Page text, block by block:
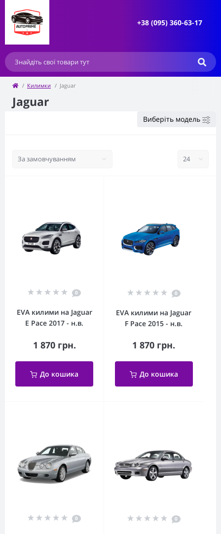
+38 (095) 360-63-17
Килимки Jaguar
Jaguar
Виберіть модель
0
EVA килими на Jaguar
E Pace 2017 - н.в.
1 870 грн.
До кошика
0
EVA килими на Jaguar
F Pace 2015 - н.в.
1 870 грн.
До кошика
0 0